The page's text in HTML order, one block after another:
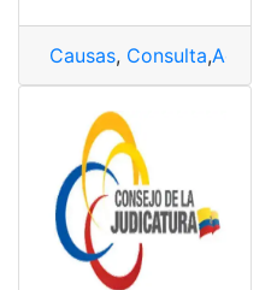
Causas, Consulta,Acceder